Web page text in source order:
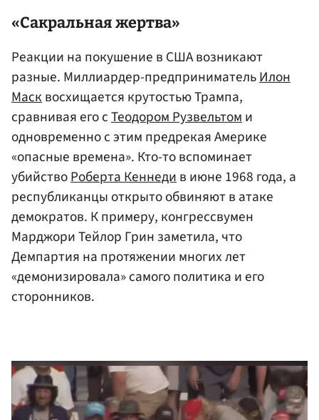
«Сакральная жертва»
Реакции на покушение в США возникают
разные. Миллиардер-предпринимательИлон
Масквосхищается крутостью Трампа,
сравнивая его сТеодором Рузвельтоми
одновременно с этим предрекая Америке
«опасные времена». Кто-то вспоминает
убийствоРоберта Кеннедив июне 1968 года, а
республиканцы открыто обвиняют в атаке
демократов. К примеру, конгрессвумен
Марджори Тейлор Грин заметила, что
Демпартия на протяжении многих лет
«демонизировала» самого политика и его
сторонников.